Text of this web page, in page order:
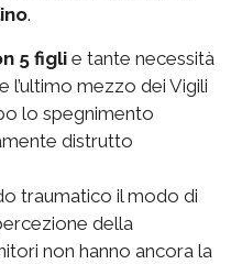
.
5 figli e tante necessità
l’ultimo mezzo dei Vigili
lo spegnimento
distrutto
traumatico il modo di
della
non hanno ancora la